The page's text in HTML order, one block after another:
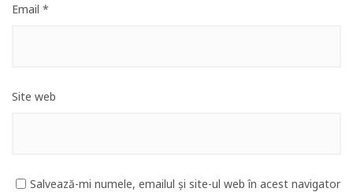
Email *
Site web
Salvează-mi numele, emailul și site-ul web în acest navigator